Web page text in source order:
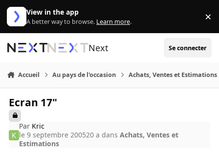
Aller au contenu
View in the app
A better way to browse. Learn more. ×
Next Se connecter
Accueil Au pays de l'occasion Achats, Ventes et Estimations
Ecran 17"
Par Kric
le 9 septembre 200520 a dansAchats, Ventes et
Estimations